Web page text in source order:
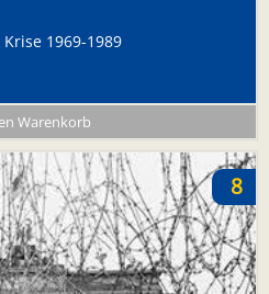
1969-1989
Warenkorb
8